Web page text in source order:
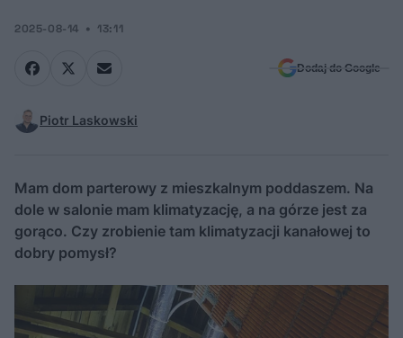
2025-08-14 13:11
Dodaj do Google
Piotr Laskowski
Mam dom parterowy z mieszkalnym poddaszem. Na
dole w salonie mam klimatyzację, a na górze jest za
gorąco. Czy zrobienie tam klimatyzacji kanałowej to
dobry pomysł?